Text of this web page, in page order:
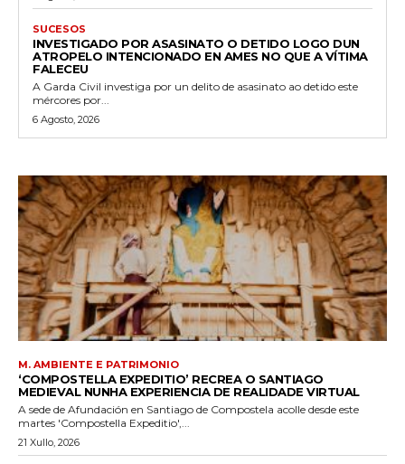
SUCESOS
INVESTIGADO POR ASASINATO O DETIDO LOGO DUN
ATROPELO INTENCIONADO EN AMES NO QUE A VÍTIMA
FALECEU
A Garda Civil investiga por un delito de asasinato ao detido este
mércores por...
6 Agosto, 2026
M. AMBIENTE E PATRIMONIO
‘COMPOSTELLA EXPEDITIO’ RECREA O SANTIAGO
MEDIEVAL NUNHA EXPERIENCIA DE REALIDADE VIRTUAL
A sede de Afundación en Santiago de Compostela acolle desde este
martes 'Compostella Expeditio',...
21 Xullo, 2026